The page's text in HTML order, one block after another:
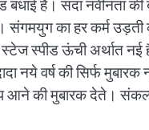
है। सदा नवीनता की
संगमयुग का हर कर्म
स्पीड ऊंची अर्थात
नये वर्ष की सिर्फ
आने की मुबारक देते।